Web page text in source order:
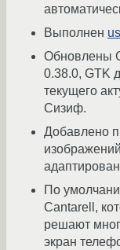
Выполнен
Обновлены
0.38.0, GTK
текущего
Сизиф.
Добавлено
По
Cantarell,
решают
экран